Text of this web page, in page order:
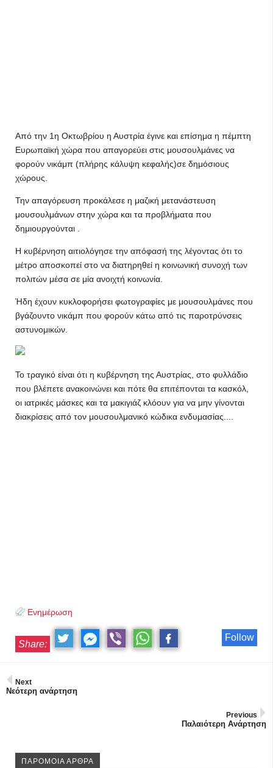
Από την 1η Οκτωβρίου η Αυστρία έγινε και επίσημα η πέμπτη
Ευρωπαϊκή χώρα που απαγορεύει στις μουσουλμάνες να
φορούν νικάμπ (πλήρης κάλυψη κεφαλής)σε δημόσιους
χώρους.
Την απαγόρευση προκάλεσε η μαζική μετανάστευση
μουσουλμάνων στην χώρα και τα προβλήματα που
δημιουργούνται .
Η κυβέρνηση αιτιολόγησε την απόφασή της λέγοντας ότι το
μέτρο αποσκοπεί στο να διατηρηθεί η κοινωνική συνοχή των
πολιτών μέσα σε μία ανοιχτή κοινωνία.
Ήδη έχουν κυκλοφορήσει φωτογραφίες με μουσουλμάνες που
βγάζουντο νικάμπ που φορούν κάτω από τις παροτρύνσεις
αστυνομικών.
Το τραγικό είναι ότι η κυβέρνηση της Αυστρίας, στο φυλλάδιο
που βλέπετε ανακοινώνει και πότε θα επιτέπονται τα κασκόλ,
οι ιατρικές μάσκες και τα μακιγιάζ κλόουν για να μην γίνονται
διακρίσεις από τον μουσουλμανικό κώδικα ενδυμασίας....
Ενημέρωση
Follow
Share:
Next
Νεότερη ανάρτηση
Previous
Παλαιότερη Ανάρτηση
ΠΑΡΟΜΟΙΑ ΑΡΘΡΑ